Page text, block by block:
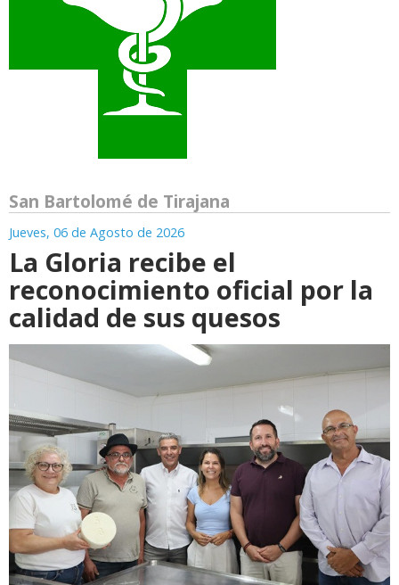
San Bartolomé de Tirajana
Jueves, 06 de Agosto de 2026
La Gloria recibe el
reconocimiento oficial por la
calidad de sus quesos